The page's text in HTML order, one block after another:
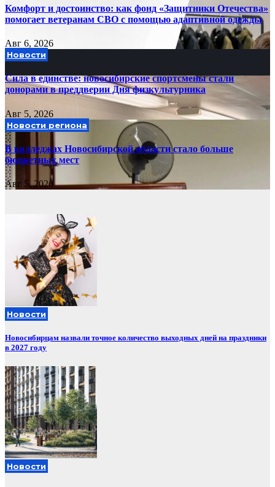
Комфорт и достоинство: как фонд «Защитники Отечества»
помогает ветеранам СВО с помощью адаптивной одежды
Авг 6, 2026
Новости
Сила в единстве: новосибирские спортсмены стали
донорами в преддверии Дня физкультурника
Авг 5, 2026
Новости региона
В колледжах Новосибирской области стало больше
бюджетных мест
Авг 5, 2026
Новости
Новосибирцам назвали точное количество выходных дней на праздники
в 2027 году
Новости